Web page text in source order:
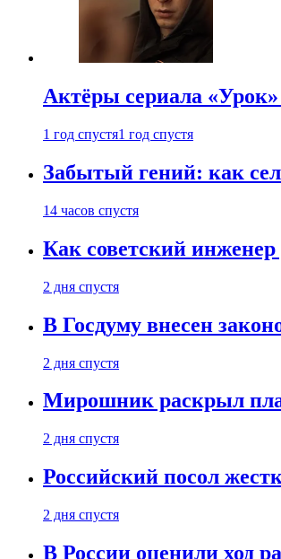
Актёры сериала
1 год спустя1 год спустя
Забытый гений: как
14 часов спустя
Как советский
2 дня спустя
В Госдуму внесен
2 дня спустя
Мирошник раскрыл
2 дня спустя
Российский посол
2 дня спустя
В России оценили ход